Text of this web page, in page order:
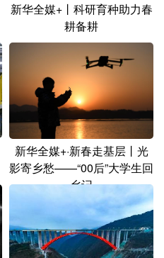
新华全媒+丨科研育种助力春
耕备耕
新华全媒+·新春走基层丨光
影寄乡愁——“00后”大学生回
乡记